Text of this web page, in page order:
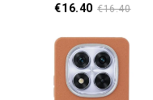
€16.40 €16.40